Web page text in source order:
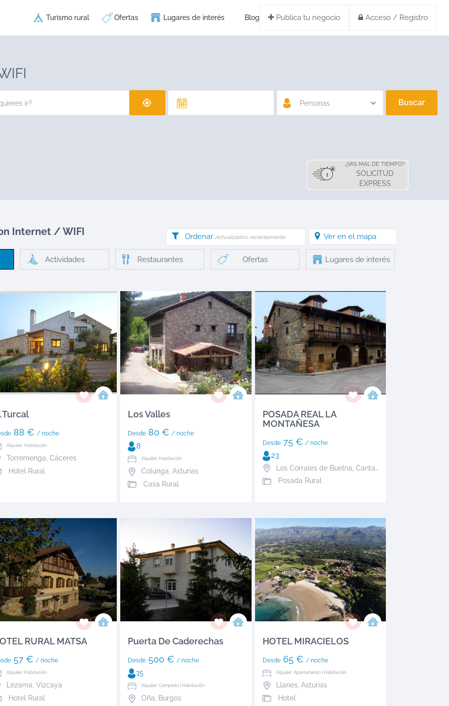
Publica tu negocio Acceso / Registro
Turismo rural Ofertas Lugares de interés Blog
Personas Buscar
¿VAS MAL DE TIEMPO?
SOLICITUD
EXPRESS
Internet / WIFI Ordenar Actualizados recientemente Ver en el mapa
Actividades Restaurantes Ofertas Lugares de interés
Turcal
88 € / noche
Alquiler: Habitación
Torremenga, Cáceres
Hotel Rural
Los Valles
Desde80 € / noche
8
Alquiler: Habitación
Colunga, Asturias
Casa Rural
POSADA REAL LA
MONTAÑESA
Desde75 € / noche
23
Los Corrales de Buelna Cantabria
Posada Rural
RURAL MATSA
57 € / noche
Alquiler: Habitación
Lezama, Vizcaya
Hotel Rural
Puerta De Caderechas
Desde500 € / noche
15
Alquiler: Completo | Habitación
Oña, Burgos
HOTEL MIRACIELOS
Desde65 € / noche
Alquiler: Apartamento | Habitación
Llanes, Asturias
Hotel